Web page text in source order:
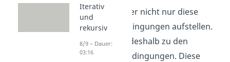
Wir wollen aber nicht nur diese
einfachen Bedingungen aufstellen.
Kommen wir deshalb zu den
komplexen Bedingungen. Diese
Iterativ
und
rekursiv
8/9 – Dauer:
03:16